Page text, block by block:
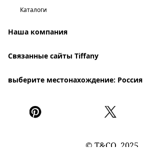
Каталоги
Наша компания
Связанные сайты Tiffany
выберите местонахождение: Россия
© T&CO. 2025